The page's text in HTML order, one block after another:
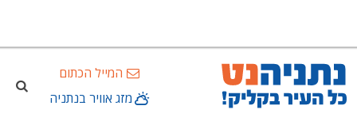
המייל הכתום
מזג אוויר בנתניה